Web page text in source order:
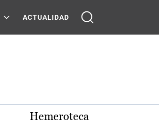
ACTUALIDAD
Hemeroteca